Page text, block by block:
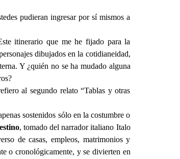
pudieran ingresar por sí mismos a
itinerario que me he fijado para la
dibujados en la cotidianeidad,
Y ¿quién no se ha mudado alguna
al segundo relato “Tablas y otras
sostenidos sólo en la costumbre o
, tomado del narrador italiano Italo
de casas, empleos, matrimonios y
o cronológicamente, y se divierten en